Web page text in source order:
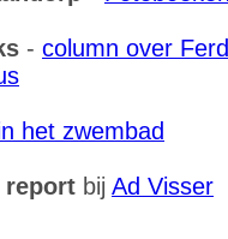
- column over Ferd
het zwembad
report bij Ad Visser